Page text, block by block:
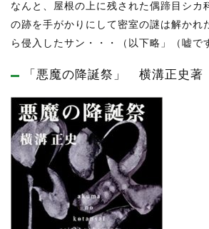
なんと、屋根の上に残された偶蹄目シカ
の跡を手がかりにして密室の謎は解かれ
ら侵入したサン・・・（以下略」（嘘で
「悪魔の降誕祭」 横溝正史著